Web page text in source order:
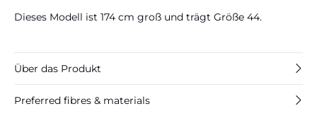
cm und Innenbeinlänge 63 cm.
Dieses Modell ist 174 cm groß und trägt Größe 44.
Über das Produkt
Preferred fibres & materials